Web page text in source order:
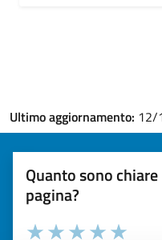
Ultimo aggiornamento: 12/
Quanto sono
pagina?
Valuta la chiarezza delle
Seleziona il numero di